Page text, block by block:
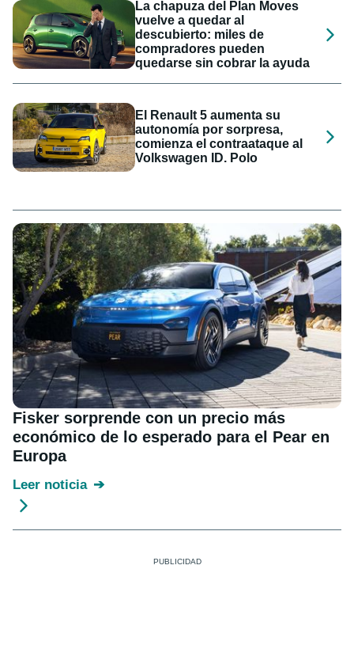
La chapuza del Plan Moves
vuelve a quedar al
descubierto: miles de
compradores pueden
quedarse sin cobrar la ayuda
El Renault 5 aumenta su
autonomía por sorpresa,
comienza el contraataque al
Volkswagen ID. Polo
Fisker sorprende con un precio más
económico de lo esperado para el Pear en
Europa
Leer noticia